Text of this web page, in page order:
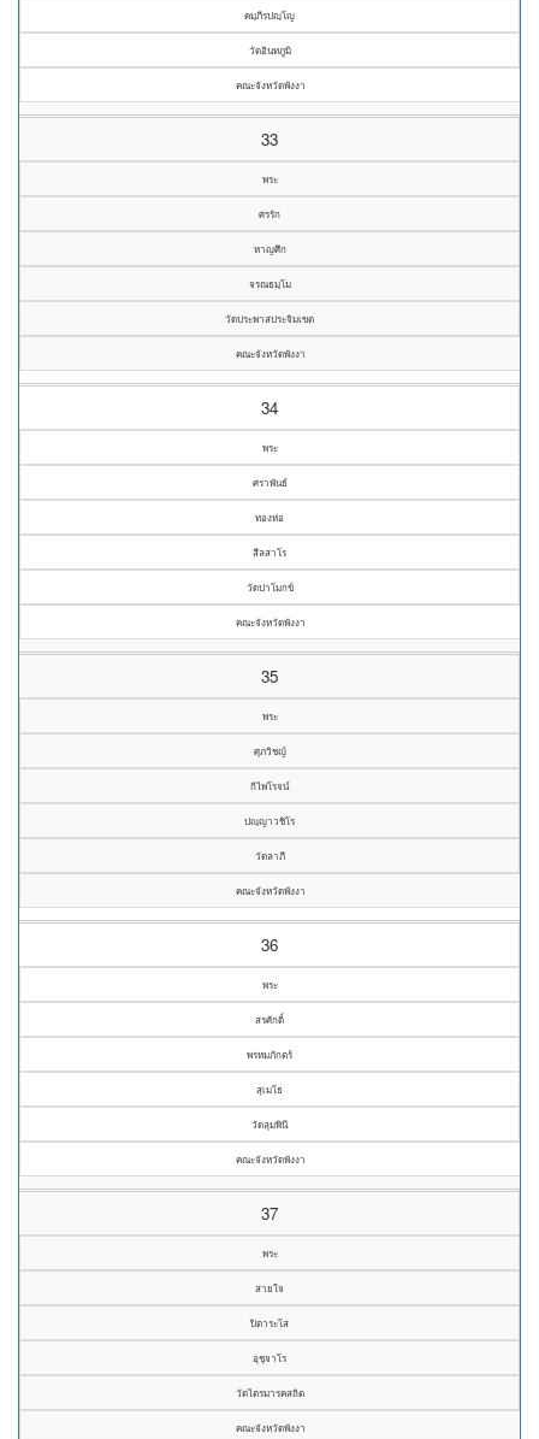
คมฺภีรปญฺโญ
วัดอินทภูมิ
คณะจังหวัดพังงา
33
พระ
ศรรัก
หาญศึก
จรณธมฺโม
วัดประพาสประจิมเขต
คณะจังหวัดพังงา
34
พระ
ศราพันธ์
ทองห่อ
สีลสาโร
วัดปาโมกข์
คณะจังหวัดพังงา
35
พระ
ศุภวิชญ์
กิไพโรจน์
ปญฺญาวชิโร
วัดลาภี
คณะจังหวัดพังงา
36
พระ
สรศักดิ์
พรหมภักตร์
สุเมโธ
วัดลุมพินี
คณะจังหวัดพังงา
37
พระ
สายใจ
ปิตาระโส
อุชุจาโร
วัดไตรมารคสถิต
คณะจังหวัดพังงา